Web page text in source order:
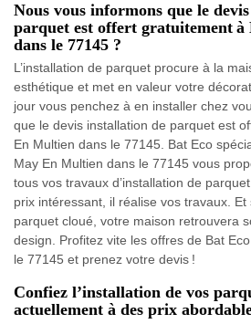
Nous vous informons que le
parquet est offert gratuitement
dans le 77145 ?
L’installation de parquet procure à la
esthétique et met en valeur votre
jour vous penchez à en installer chez
que le devis installation de parquet est
En Multien dans le 77145. Bat Eco
May En Multien dans le 77145 vous
tous vos travaux d’installation de
prix intéressant, il réalise vos travaux. Et
parquet cloué, votre maison retrouvera
design. Profitez vite les offres de Bat
le 77145 et prenez votre devis !
Confiez l’installation de vos
actuellement à des prix